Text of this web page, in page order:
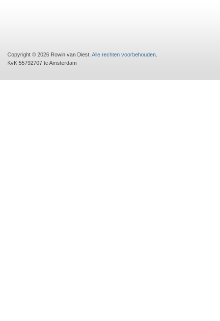
Copyright © 2026 Rowin van Diest. Alle rechten voorbehouden
KvK 55792707 te Amsterdam